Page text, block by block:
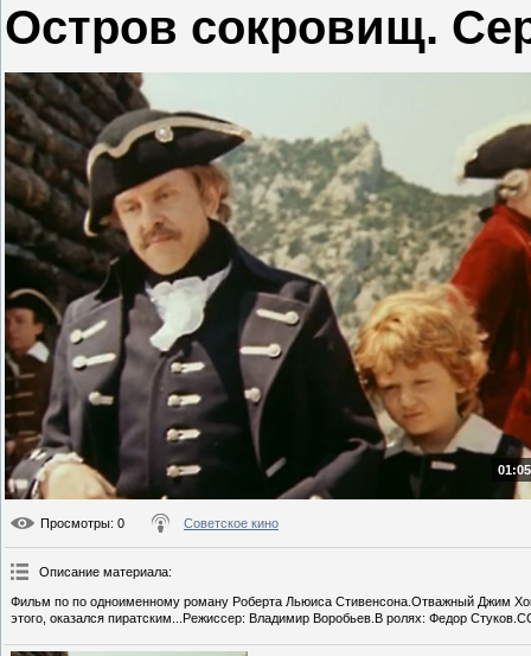
Остров сокровищ.
Просмотры: 0 Советское кино
Описание материала:
Фильм по по одноименному роману Роберта Льюиса Стивенсона.Отважный Джим
этого, оказался пиратским...Режиссер: Владимир Воробьев.В ролях: Федор